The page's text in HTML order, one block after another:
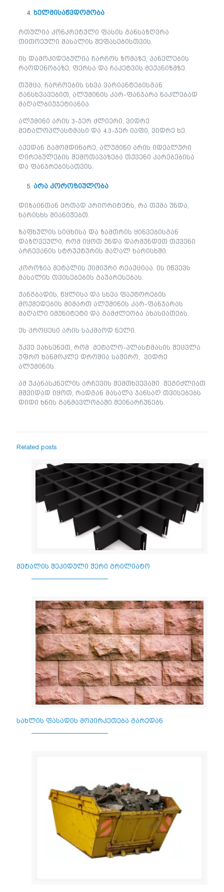
ხელმისაწვდომობა
რთულია კონკრეტული ფასის განსაზღვრა
თითოეული მასალის შეფასებისთვის.
ის დამოკიდებულია ჩარჩოს ზომაზე, პანელების
რაოდენობაზე, ფერსა და ჩაკეტვის მექანიზმზე.
თუმცა, ჩარჩოების სხვა ვარიანტებისგან
განსხვავებით, ალუმინის კარ-ფანჯარა ნაკლებად
მაღალბიუჯეტიანია.
ალუმინი არის 3-ჯერ ძლიერი, ვიდრე
მეტალოპლასტმასი და 4.3-ჯერ იაფი, ვიდრე ხე.
აქედან გამომდინარე, ალუმინი არის იდეალური
ღირებულების შემოთავაზება თქვენი კარებებისა
და ფანჯრებისათვის.
არა კოროზიულობა
დიზაინთან ერთად პრიორიტეტს, რა თქმა უნდა,
ხარისხს მიანიჭებთ.
ზაფხულის სიცხისა და ზამთრის ყინვებისგან
დაზღვეული, რომ იყოთ უნდა დარმუნდეთ თქვენი
არჩევანის სტრუქტურის მაღალ ხარისხში.
კოროზია მეტალის ქიმიური რეაქციაა. ის იწვევს
მასალის თვისებების გაუარესებას.
ჟანგბადის, წყლისა და სხვა ფაქტორების
მოქმედების მიმართ ალუმინის კარ-ფანჯარას
მაღალი იმუნიტეტი და გამძლეობა ახასიათებს.
ეს პროცესი არის საკმაოდ ნელი.
უკვე ვახსენეთ, რომ მეტალო-პლასტმასის შეცვლა
უფრო ხანმოკლე დროშია საჭირო, ვიდრე
ალუმინის.
ამ უკანასკნელის არჩევის შემთხვევაში შეგიძლიათ
მშვიდად იყოთ, რადგან მასალა ჯანსაღ თვისებებს
დიდი ხნის განმავლობაში შეინარჩუნებს.
Related posts
მეტალის შეკიდული ჭერი გრილიატო
სახლის ფასადის მოპირკეთება გარედან